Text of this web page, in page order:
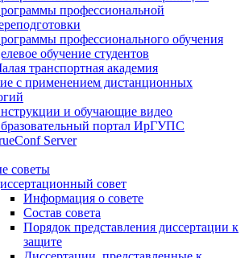
профессиональной
профессионального обучения
обучение студентов
транспортная академия
с применением дистанционных
и обучающие видео
портал ИрГУПС
Server
советы
совет
Информация о совете
Состав совета
Порядок представления диссертации к
защите